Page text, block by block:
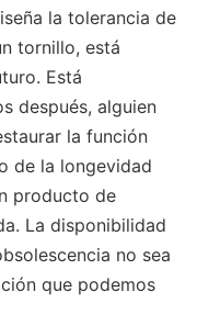
la tolerancia de
tornillo, está
Está
después, alguien
la función
de la longevidad
producto de
La disponibilidad
no sea
que podemos